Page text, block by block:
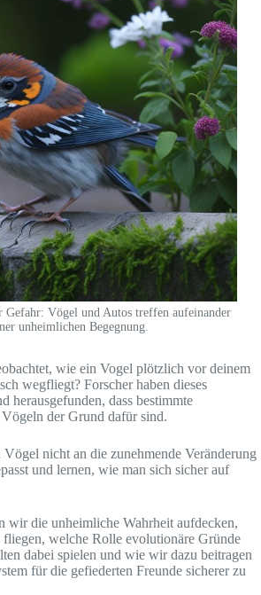
Vögel und Autos treffen aufeinander
unheimlichen Begegnung.
wie ein Vogel plötzlich vor deinem
wegfliegt? Forscher haben dieses
herausgefunden, dass bestimmte
der Grund dafür sind.
nicht an die zunehmende Veränderung
und lernen, wie man sich sicher auf
wir die unheimliche Wahrheit aufdecken,
welche Rolle evolutionäre Gründe
dabei spielen und wie wir dazu beitragen
für die gefiederten Freunde sicherer zu